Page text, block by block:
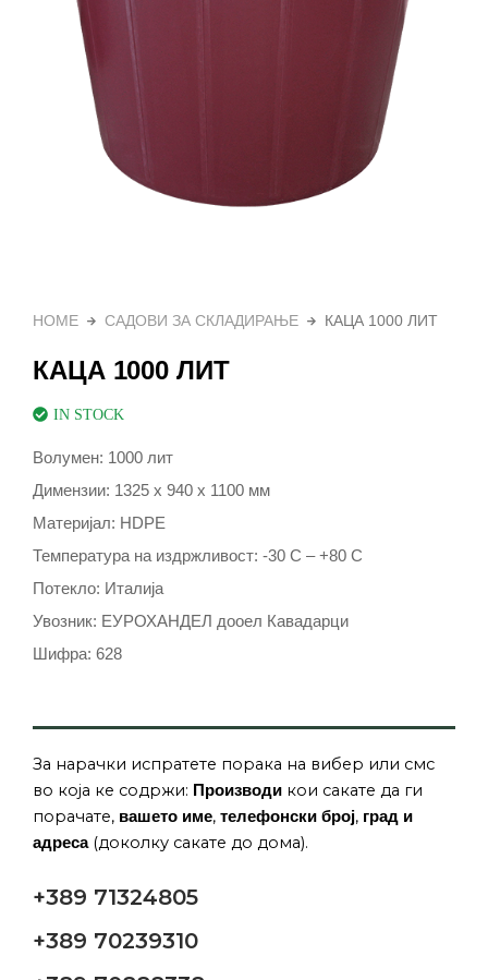
HOME САДОВИ ЗА СКЛАДИРАЊЕ КАЦА 1000 ЛИТ
КАЦА 1000 ЛИТ
IN STOCK
Волумен: 1000 лит
Димензии: 1325 x 940 x 1100 мм
Материјал: HDPE
Температура на издржливост: -30 C – +80 C
Потекло: Италија
Увозник: ЕУРОХАНДЕЛ дооел Кавадарци
Шифра: 628
За нарачки испратете порака на вибер или смс
во која ке содржи: Производи кои сакате да ги
порачате, вашето име, телефонски број, град и
адреса(доколку сакате до дома).
+389 71324805
+389 70239310